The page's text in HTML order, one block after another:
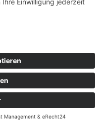
e.V.– Alle Rechte